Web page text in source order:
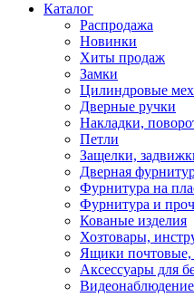
Каталог
Распродажа
Новинки
Хиты продаж
Замки
Цилиндровые
Дверные ручки
Накладки,
Петли
Защелки,
Дверная
Фурнитура на
Фурнитура и
Кованые изделия
Хозтовары,
Ящики
Аксессуары для
Видеонаблюдение